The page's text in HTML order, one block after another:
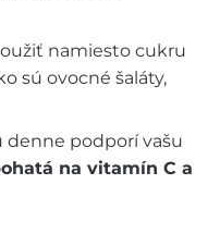
namiesto cukru
sú ovocné šaláty,
denne podporí vašu
na vitamín C a